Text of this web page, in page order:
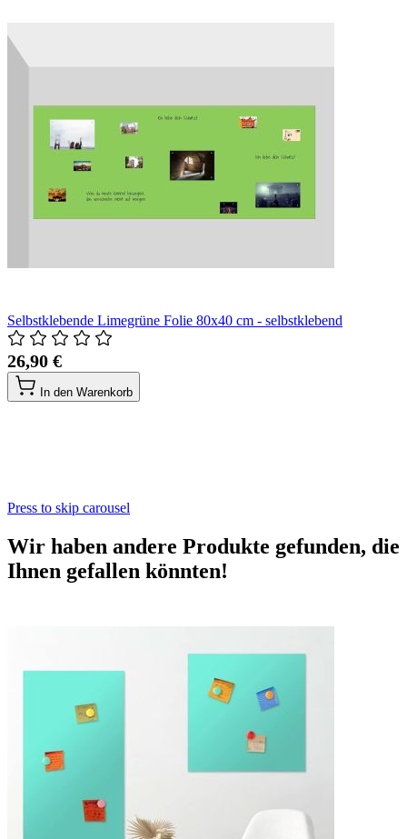
Selbstklebende Limegrüne Folie 80x40 cm - selbstklebend
26,90 €
In den Warenkorb
Press to skip carousel
Wir haben andere Produkte gefunden, die
Ihnen gefallen könnten!